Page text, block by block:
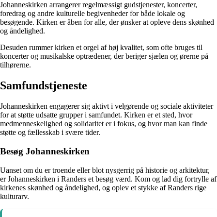
Johanneskirken arrangerer regelmæssigt gudstjenester, koncerter,
foredrag og andre kulturelle begivenheder for både lokale og
besøgende. Kirken er åben for alle, der ønsker at opleve dens skønhed
og åndelighed.
Desuden rummer kirken et orgel af høj kvalitet, som ofte bruges til
koncerter og musikalske optrædener, der beriger sjælen og ørerne på
tilhørerne.
Samfundstjeneste
Johanneskirken engagerer sig aktivt i velgørende og sociale aktiviteter
for at støtte udsatte grupper i samfundet. Kirken er et sted, hvor
medmenneskelighed og solidaritet er i fokus, og hvor man kan finde
støtte og fællesskab i svære tider.
Besøg Johanneskirken
Uanset om du er troende eller blot nysgerrig på historie og arkitektur,
er Johanneskirken i Randers et besøg værd. Kom og lad dig fortrylle af
kirkenes skønhed og åndelighed, og oplev et stykke af Randers rige
kulturarv.